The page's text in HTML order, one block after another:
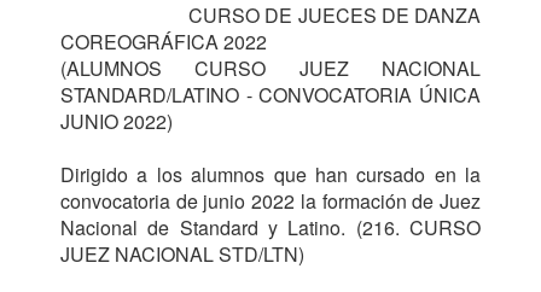
                         CURSO DE JUECES DE DANZA
COREOGRÁFICA 2022
(ALUMNOS CURSO JUEZ NACIONAL
STANDARD/LATINO - CONVOCATORIA ÚNICA
JUNIO 2022)
Dirigido a los alumnos que han cursado en la
convocatoria de junio 2022 la formación de Juez
Nacional de Standard y Latino. (216. CURSO
JUEZ NACIONAL STD/LTN)